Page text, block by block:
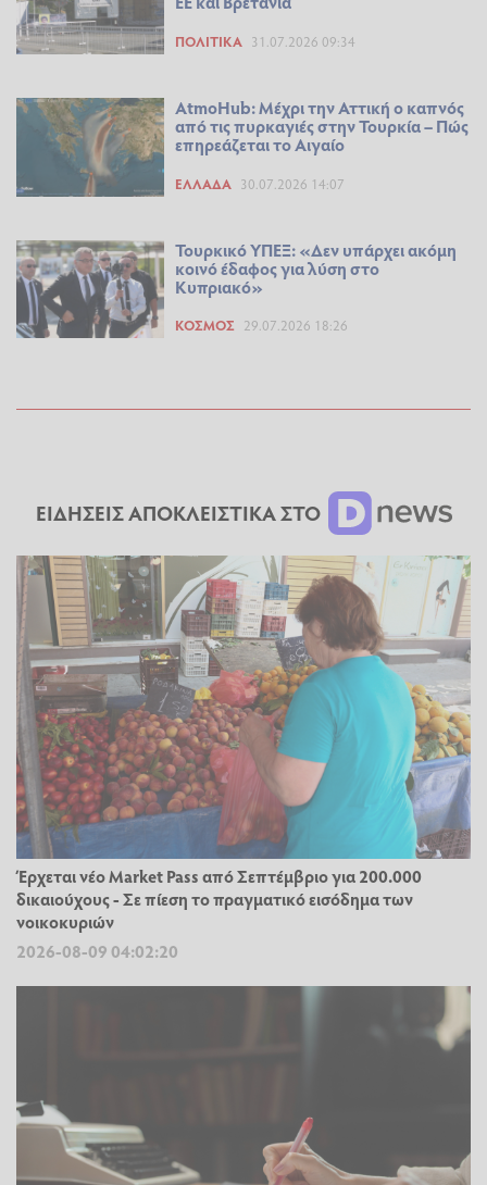
ΠΟΛΙΤΙΚΆ 31.07.2026 09:34
AtmoHub: Μέχρι την Αττική ο καπνός
από τις πυρκαγιές στην Τουρκία – Πώς
επηρεάζεται το Αιγαίο
ΕΛΛΆΔΑ 30.07.2026 14:07
Τουρκικό ΥΠΕΞ: «Δεν υπάρχει ακόμη
κοινό έδαφος για λύση στο
Κυπριακό»
ΚΌΣΜΟΣ 29.07.2026 18:26
ΕΙΔΗΣΕΙΣ ΑΠΟΚΛΕΙΣΤΙΚΑ ΣΤΟ
Έρχεται νέο Market Pass από Σεπτέμβριο για 200.000
δικαιούχους - Σε πίεση το πραγματικό εισόδημα των
νοικοκυριών
2026-08-09 04:02:20